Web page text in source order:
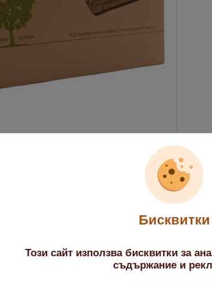
Бисквитки
Този сайт използва бисквитки за
съдържание и